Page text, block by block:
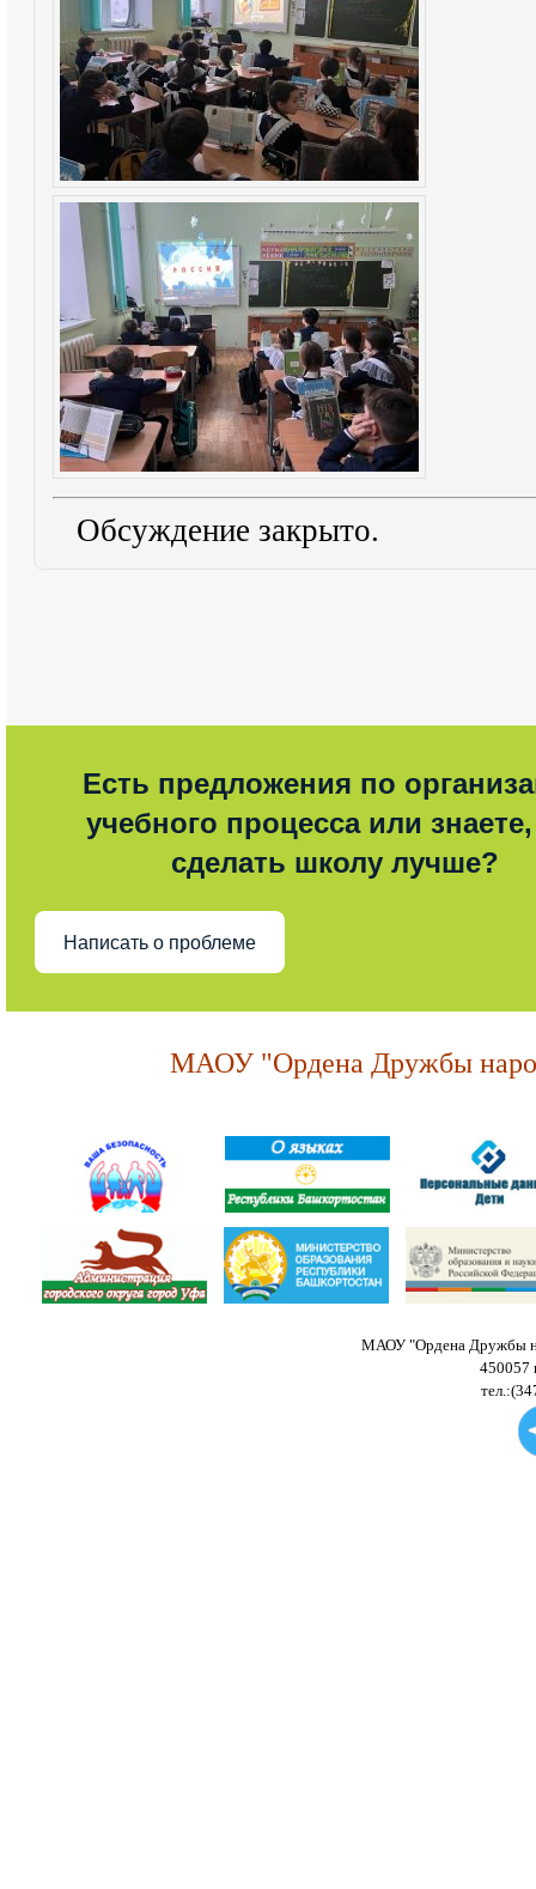
Обсуждение закрыто.
Есть предложения по
учебного процесса или знаете,
сделать школу лучше?
Написать о проблеме
МАОУ "Ордена Дружбы
МАОУ "Ордена Дружбы
450057